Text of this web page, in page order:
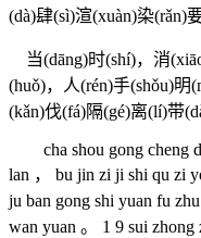
(dà)肆(sì)渲(xuàn)染(rǎn)
当(dāng)时(shí)，消
(huǒ)，人(rén)手(shǒu)
(kǎn)伐(fá)隔(gé)离(lí)带
cha shou gong cheng da
lan ， bu jin zi ji shi qu zi
ju ban gong shi yuan fu
wan yuan 。 1 9 sui zhong